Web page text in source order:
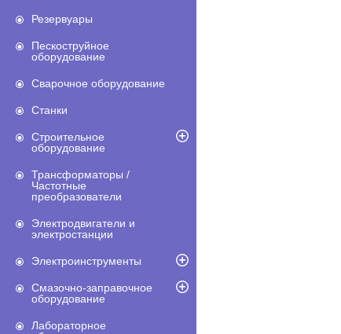
Резервуары
Пескоструйное
оборудование
Сварочное оборудование
Станки
Строительное
оборудование
Трансформаторы /
Частотные
преобразователи
Электродвигатели и
электростанции
Электроинструменты
Смазочно-заправочное
оборудование
Лабораторное